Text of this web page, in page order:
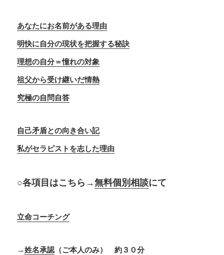
あなたにお名前がある理由
明快に自分の現状を把握する秘訣
理想の自分＝憧れの対象
祖父から受け継いだ情熱
究極の自問自答
自己矛盾との向き合い記
私がセラピストを志した理由
○各項目はこちら→無料個別相談にて
立命コーチング
→姓名承認 （ご本人のみ） 約３０分